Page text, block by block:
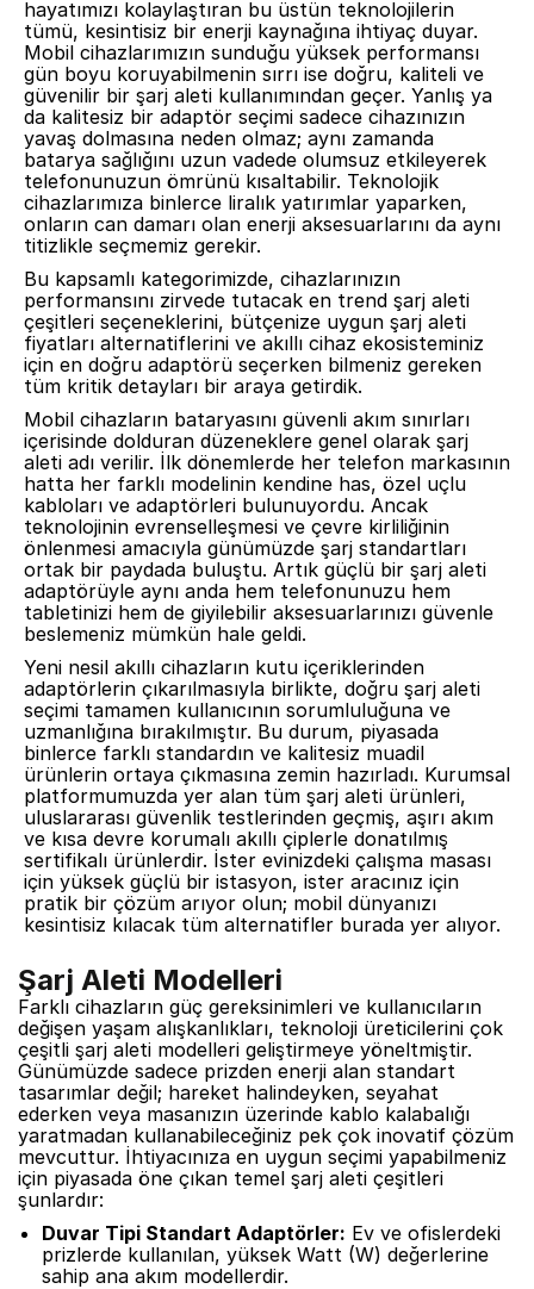
hayatımızı kolaylaştıran bu üstün teknolojilerin
tümü, kesintisiz bir enerji kaynağına ihtiyaç duyar.
Mobil cihazlarımızın sunduğu yüksek performansı
gün boyu koruyabilmenin sırrı ise doğru, kaliteli ve
güvenilir bir şarj aleti kullanımından geçer. Yanlış ya
da kalitesiz bir adaptör seçimi sadece cihazınızın
yavaş dolmasına neden olmaz; aynı zamanda
batarya sağlığını uzun vadede olumsuz etkileyerek
telefonunuzun ömrünü kısaltabilir. Teknolojik
cihazlarımıza binlerce liralık yatırımlar yaparken,
onların can damarı olan enerji aksesuarlarını da aynı
titizlikle seçmemiz gerekir.
Bu kapsamlı kategorimizde, cihazlarınızın
performansını zirvede tutacak en trend şarj aleti
çeşitleri seçeneklerini, bütçenize uygun şarj aleti
fiyatları alternatiflerini ve akıllı cihaz ekosisteminiz
için en doğru adaptörü seçerken bilmeniz gereken
tüm kritik detayları bir araya getirdik.
Mobil cihazların bataryasını güvenli akım sınırları
içerisinde dolduran düzeneklere genel olarak şarj
aleti adı verilir. İlk dönemlerde her telefon markasının
hatta her farklı modelinin kendine has, özel uçlu
kabloları ve adaptörleri bulunuyordu. Ancak
teknolojinin evrenselleşmesi ve çevre kirliliğinin
önlenmesi amacıyla günümüzde şarj standartları
ortak bir paydada buluştu. Artık güçlü bir şarj aleti
adaptörüyle aynı anda hem telefonunuzu hem
tabletinizi hem de giyilebilir aksesuarlarınızı güvenle
beslemeniz mümkün hale geldi.
Yeni nesil akıllı cihazların kutu içeriklerinden
adaptörlerin çıkarılmasıyla birlikte, doğru şarj aleti
seçimi tamamen kullanıcının sorumluluğuna ve
uzmanlığına bırakılmıştır. Bu durum, piyasada
binlerce farklı standardın ve kalitesiz muadil
ürünlerin ortaya çıkmasına zemin hazırladı. Kurumsal
platformumuzda yer alan tüm şarj aleti ürünleri,
uluslararası güvenlik testlerinden geçmiş, aşırı akım
ve kısa devre korumalı akıllı çiplerle donatılmış
sertifikalı ürünlerdir. İster evinizdeki çalışma masası
için yüksek güçlü bir istasyon, ister aracınız için
pratik bir çözüm arıyor olun; mobil dünyanızı
kesintisiz kılacak tüm alternatifler burada yer alıyor.
Şarj Aleti Modelleri
Farklı cihazların güç gereksinimleri ve kullanıcıların
değişen yaşam alışkanlıkları, teknoloji üreticilerini çok
çeşitli şarj aleti modelleri geliştirmeye yöneltmiştir.
Günümüzde sadece prizden enerji alan standart
tasarımlar değil; hareket halindeyken, seyahat
ederken veya masanızın üzerinde kablo kalabalığı
yaratmadan kullanabileceğiniz pek çok inovatif çözüm
mevcuttur. İhtiyacınıza en uygun seçimi yapabilmeniz
için piyasada öne çıkan temel şarj aleti çeşitleri
şunlardır:
Duvar Tipi Standart Adaptörler: Ev ve ofislerdeki
prizlerde kullanılan, yüksek Watt (W) değerlerine
sahip ana akım modellerdir.